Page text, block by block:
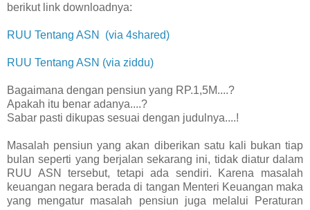
berikut link downloadnya:
RUU Tentang ASN (via 4shared)
RUU Tentang ASN (via ziddu)
Bagaimana dengan pensiun yang RP.1,5M....?
Apakah itu benar adanya....?
Sabar pasti dikupas sesuai dengan judulnya....!
Masalah pensiun yang akan diberikan satu kali bukan tiap
bulan seperti yang berjalan sekarang ini, tidak diatur dalam
RUU ASN tersebut, tetapi ada sendiri. Karena masalah
keuangan negara berada di tangan Menteri Keuangan maka
yang mengatur masalah pensiun juga melalui Peraturan